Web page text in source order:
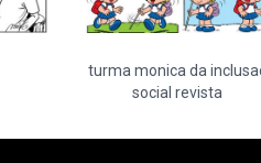
turma monica da
social revista